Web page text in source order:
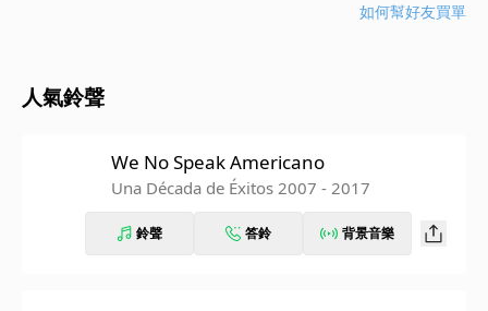
如何幫好友買單
人氣鈴聲
We No Speak Americano
Una Década de Éxitos 2007 - 2017
鈴聲 答鈴 背景音樂